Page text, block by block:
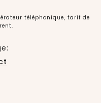
téléphonique, tarif de